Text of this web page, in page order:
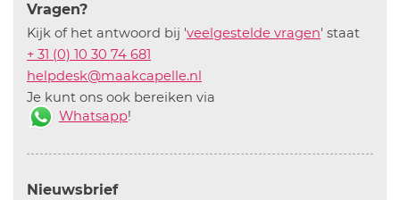
Vragen?
Kijk of het antwoord bij 'veelgestelde vragen' staat
+ 31 (0) 10 30 74 681
helpdesk@maakcapelle.nl
Je kunt ons ook bereiken via
Whatsapp!
Nieuwsbrief